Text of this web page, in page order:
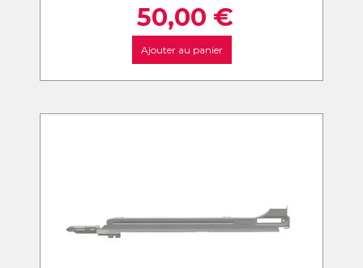
50,00 €
Ajouter au panier